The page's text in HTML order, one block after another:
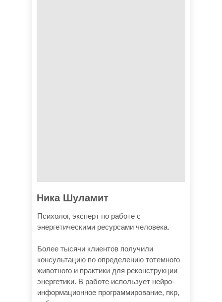
Ника Шуламит
Психолог, эксперт по работе с
энергетическими ресурсами человека.
Более тысячи клиентов получили
консультацию по определению тотемного
животного и практики для реконструкции
энергетики. В работе использует нейро-
информационное программирование, пкр,